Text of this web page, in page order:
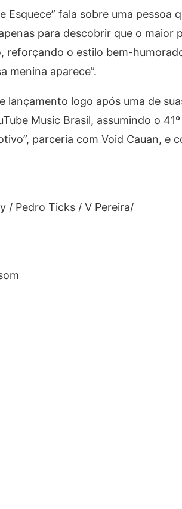
fala sobre uma pessoa
para descobrir que o maior
reforçando o estilo bem-
menina aparece”.
lançamento logo após uma de
Music Brasil, assumindo o
parceria com Void Cauan, e
/ Pedro Ticks / V Pereira/